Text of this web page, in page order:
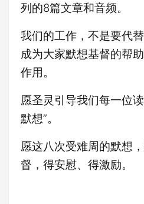
列的8篇文章和音频。
我们的工作，不是要代
成为大家默想基督的帮
作用。
愿圣灵引导我们每一位
默想”。
愿这八次受难周的默想
督，得安慰、得激励。